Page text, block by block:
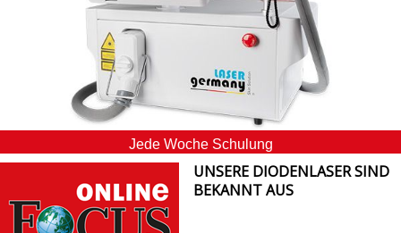
Jede Woche Schulung
UNSERE DIODENLASER SIND
BEKANNT AUS